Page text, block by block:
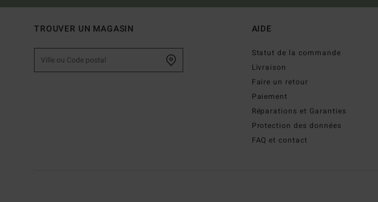
TROUVER UN MAGASIN AIDE
Statut de la commande
Livraison
Faire un retour
Paiement
Réparations et Garanties
Protection des données
FAQ et contact